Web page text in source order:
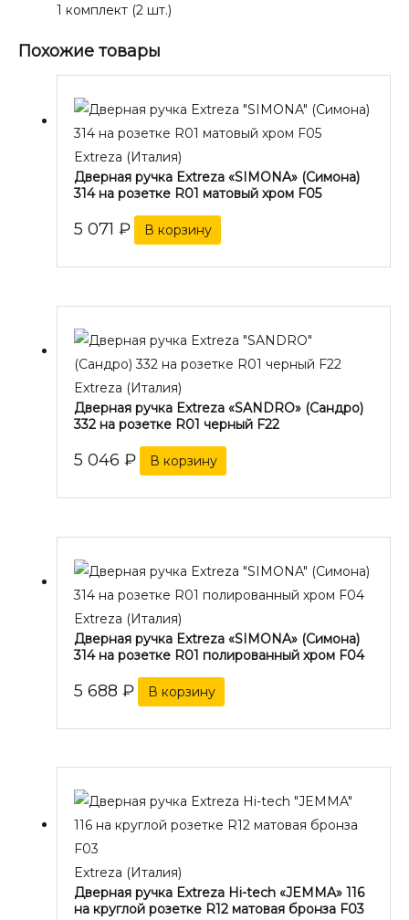
1 комплект (2 шт.)
Похожие товары
Extreza (Италия)
Дверная ручка Extreza «SIMONA» (Симона)
314 на розетке R01 матовый хром F05
5 071 ₽ В корзину
Extreza (Италия)
Дверная ручка Extreza «SANDRO» (Сандро)
332 на розетке R01 черный F22
5 046 ₽ В корзину
Extreza (Италия)
Дверная ручка Extreza «SIMONA» (Симона)
314 на розетке R01 полированный хром F04
5 688 ₽ В корзину
Extreza (Италия)
Дверная ручка Extreza Hi-tech «JEMMA» 116
на круглой розетке R12 матовая бронза F03